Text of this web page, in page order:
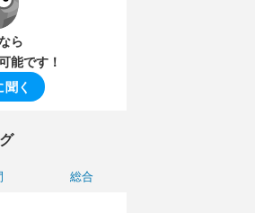
ら
能です！
く
総合